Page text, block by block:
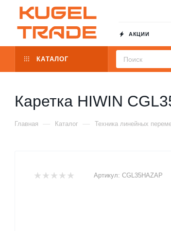
АКЦИИ
КАТАЛОГ
Каретка HIWIN
Главная — Каталог — Техника линейных
Артикул: CGL35HAZAP